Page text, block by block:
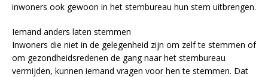
inwoners ook gewoon in het stembureau hun stem uitbrengen.
Iemand anders laten stemmen
Inwoners die niet in de gelegenheid zijn om zelf te stemmen of
om gezondheidsredenen de gang naar het stembureau
vermijden, kunnen iemand vragen voor hen te stemmen. Dat